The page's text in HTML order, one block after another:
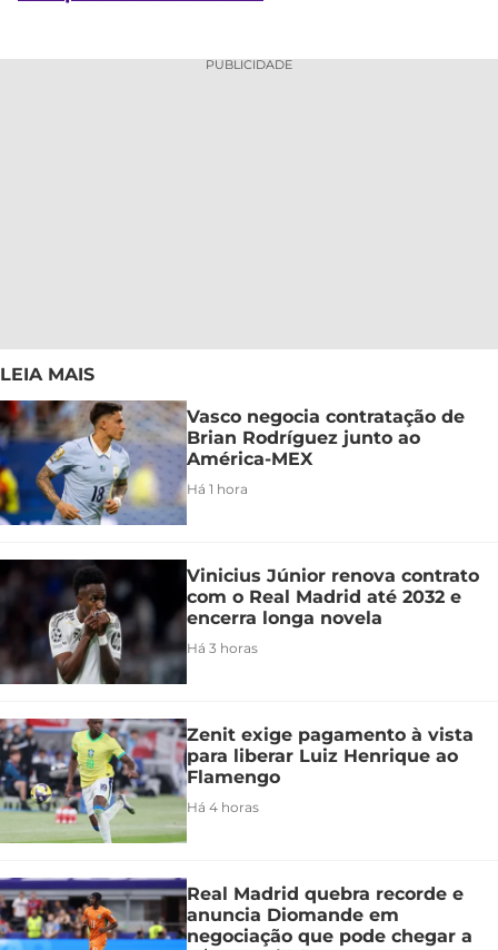
PUBLICIDADE
LEIA MAIS
Vasco negocia contratação de
Brian Rodríguez junto ao
América-MEX
Há 1 hora
Vinicius Júnior renova contrato
com o Real Madrid até 2032 e
encerra longa novela
Há 3 horas
Zenit exige pagamento à vista
para liberar Luiz Henrique ao
Flamengo
Há 4 horas
Real Madrid quebra recorde e
anuncia Diomande em
negociação que pode chegar a